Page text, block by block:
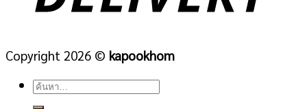
Copyright 2026 © kapookhom
ค้นหา: